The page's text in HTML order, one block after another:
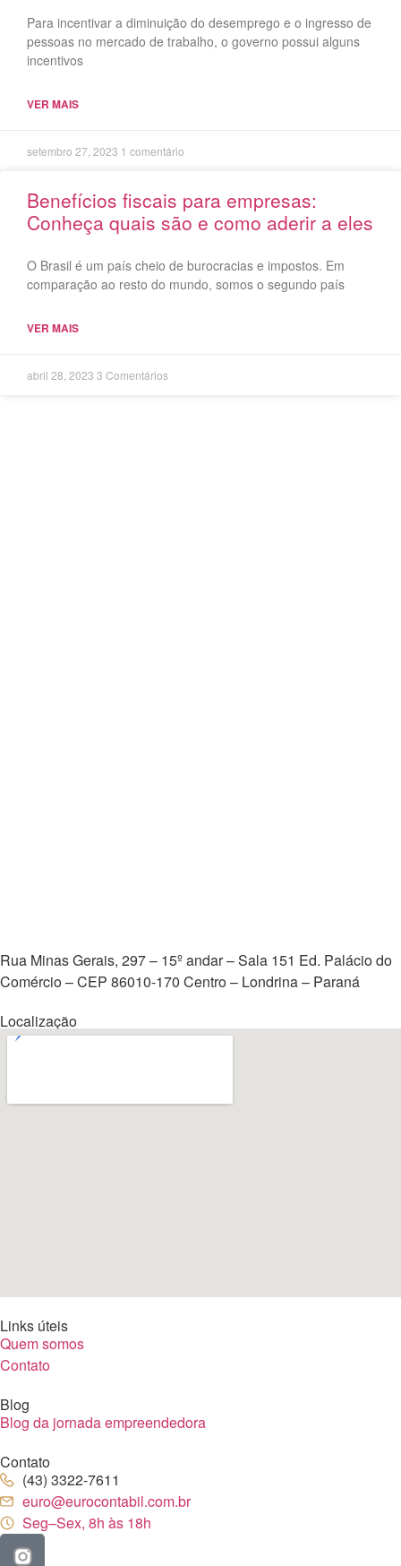
Para incentivar a diminuição do desemprego e o ingresso de
pessoas no mercado de trabalho, o governo possui alguns
incentivos
VER MAIS
setembro 27, 2023 1 comentário
Benefícios fiscais para empresas:
Conheça quais são e como aderir a eles
O Brasil é um país cheio de burocracias e impostos. Em
comparação ao resto do mundo, somos o segundo país
VER MAIS
abril 28, 2023 3 Comentários
Rua Minas Gerais, 297 – 15º andar – Sala 151 Ed. Palácio do
Comércio – CEP 86010-170 Centro – Londrina – Paraná
Localização
Links úteis
Quem somos
Contato
Blog
Blog da jornada empreendedora
Contato
(43) 3322-7611
euro@eurocontabil.com.br
Seg–Sex, 8h às 18h